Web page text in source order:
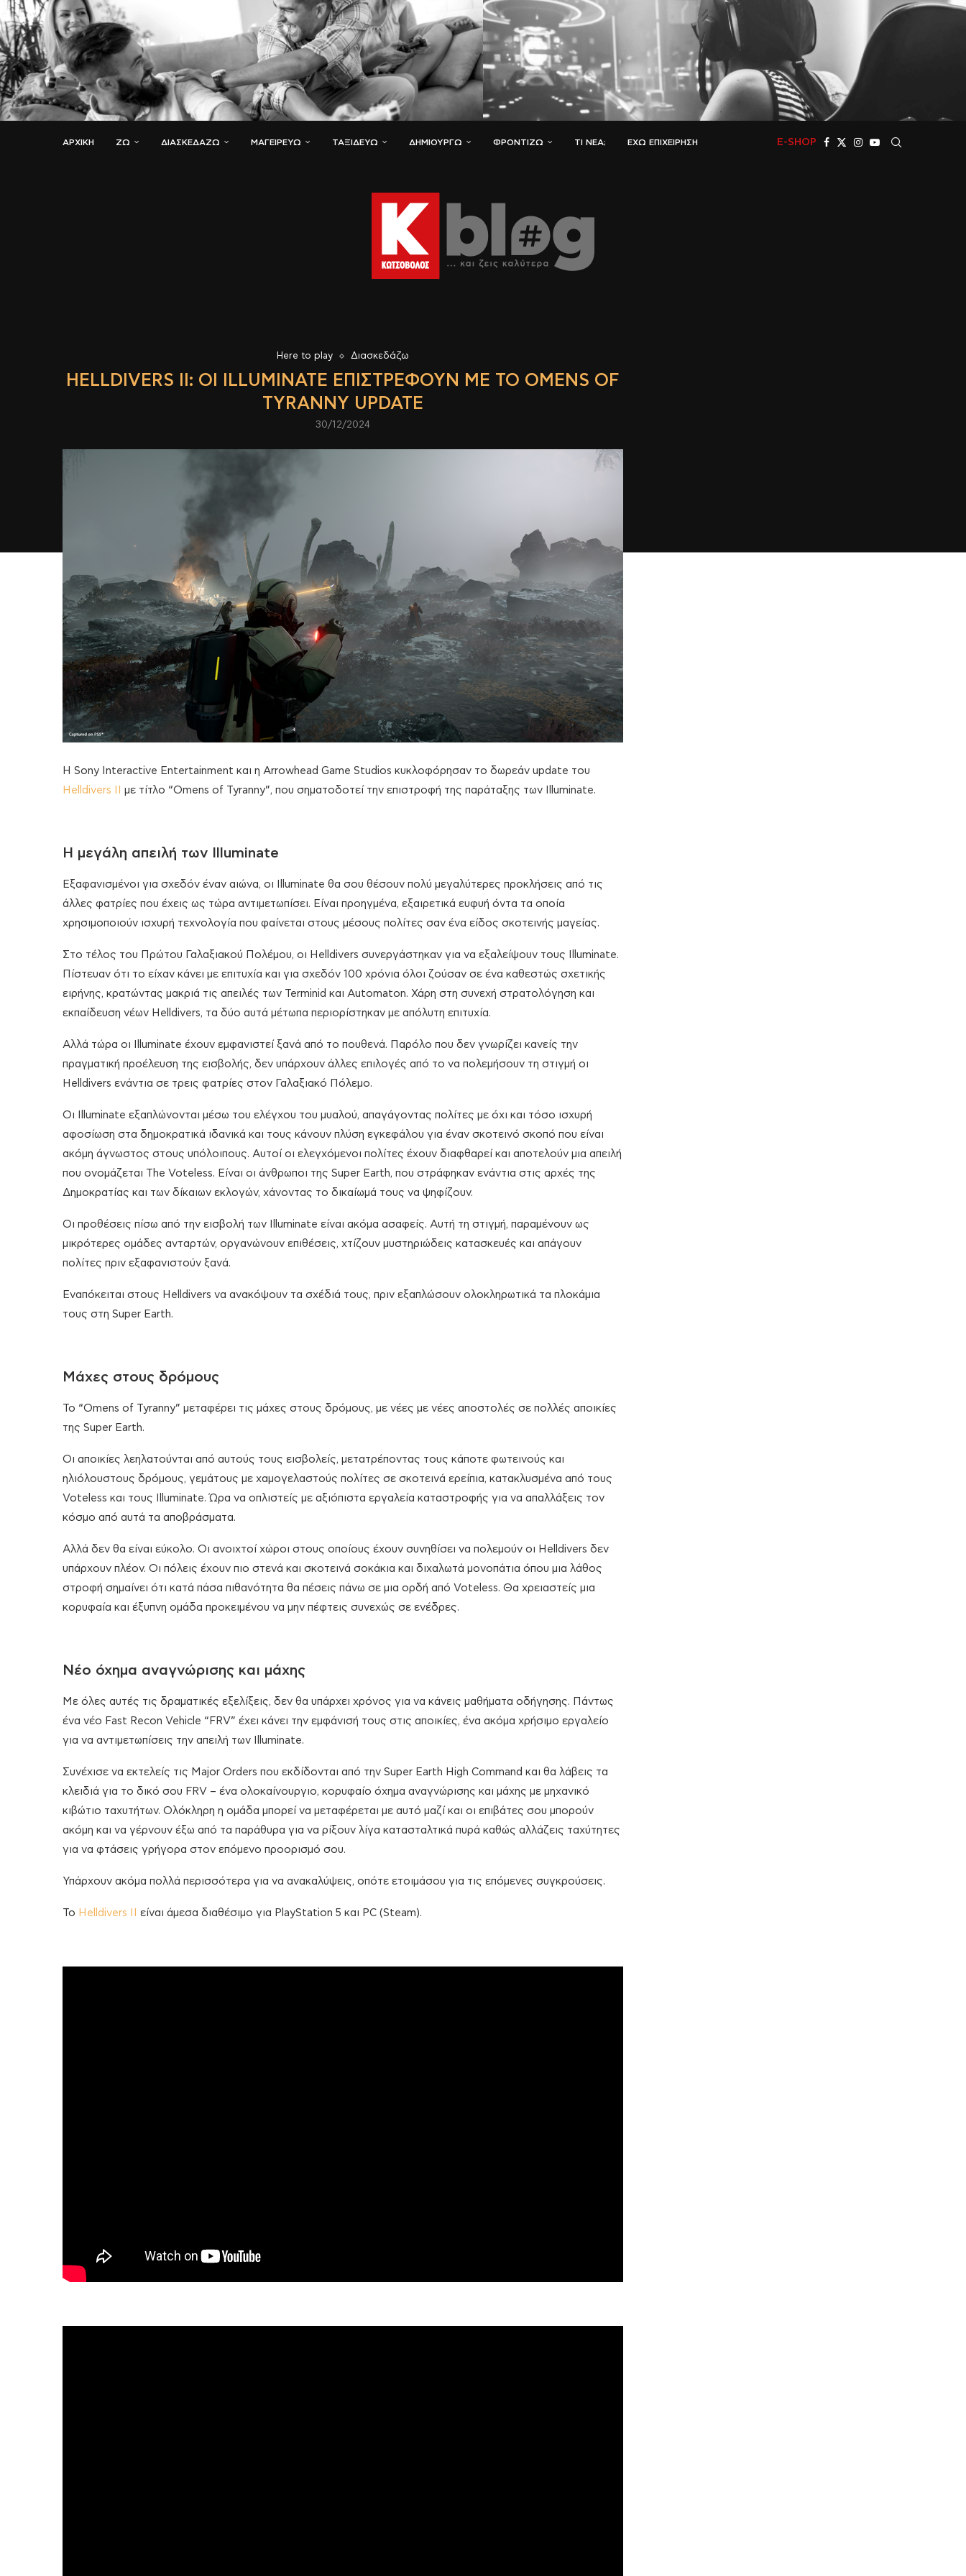
ΑΡΧΙΚΗ ΖΏ ΔΙΑΣΚΕΔΆΖΩ ΜΑΓΕΙΡΕΎΩ ΤΑΞΙΔΕΎΩ ΔΗΜΙΟΥΡΓΏ ΦΡΟΝΤΊΖΩ ΤΙ ΝΈΑ; ΈΧΩ ΕΠΙΧΕΊΡΗΣΗ E-SHOP
Here to play Διασκεδάζω
HELLDIVERS II: ΟΙ ILLUMINATE ΕΠΙΣΤΡΈΦΟΥΝ ΜΕ ΤΟ OMENS OF
TYRANNY UPDATE
30/12/2024
Η Sony Interactive Entertainment και η Arrowhead Game Studios κυκλοφόρησαν το δωρεάν update του
Helldivers II
με τίτλο “Omens of Tyranny”, που σηματοδοτεί την επιστροφή της παράταξης των Illuminate.
Η μεγάλη απειλή των Illuminate
Εξαφανισμένοι για σχεδόν έναν αιώνα, οι Illuminate θα σου θέσουν πολύ μεγαλύτερες προκλήσεις από τις
άλλες φατρίες που έχεις ως τώρα αντιμετωπίσει. Είναι προηγμένα, εξαιρετικά ευφυή όντα τα οποία
χρησιμοποιούν ισχυρή τεχνολογία που φαίνεται στους μέσους πολίτες σαν ένα είδος σκοτεινής μαγείας.
Στο τέλος του Πρώτου Γαλαξιακού Πολέμου, οι Helldivers συνεργάστηκαν για να εξαλείψουν τους Illuminate.
Πίστευαν ότι το είχαν κάνει με επιτυχία και για σχεδόν 100 χρόνια όλοι ζούσαν σε ένα καθεστώς σχετικής
ειρήνης, κρατώντας μακριά τις απειλές των Terminid και Automaton. Χάρη στη συνεχή στρατολόγηση και
εκπαίδευση νέων Helldivers, τα δύο αυτά μέτωπα περιορίστηκαν με απόλυτη επιτυχία.
Αλλά τώρα οι Illuminate έχουν εμφανιστεί ξανά από το πουθενά. Παρόλο που δεν γνωρίζει κανείς την
πραγματική προέλευση της εισβολής, δεν υπάρχουν άλλες επιλογές από το να πολεμήσουν τη στιγμή οι
Helldivers ενάντια σε τρεις φατρίες στον Γαλαξιακό Πόλεμο.
Οι Illuminate εξαπλώνονται μέσω του ελέγχου του μυαλού, απαγάγοντας πολίτες με όχι και τόσο ισχυρή
αφοσίωση στα δημοκρατικά ιδανικά και τους κάνουν πλύση εγκεφάλου για έναν σκοτεινό σκοπό που είναι
ακόμη άγνωστος στους υπόλοιπους. Αυτοί οι ελεγχόμενοι πολίτες έχουν διαφθαρεί και αποτελούν μια απειλή
που ονομάζεται The Voteless. Είναι οι άνθρωποι της Super Earth, που στράφηκαν ενάντια στις αρχές της
Δημοκρατίας και των δίκαιων εκλογών, χάνοντας το δικαίωμά τους να ψηφίζουν.
Οι προθέσεις πίσω από την εισβολή των Illuminate είναι ακόμα ασαφείς. Αυτή τη στιγμή, παραμένουν ως
μικρότερες ομάδες ανταρτών, οργανώνουν επιθέσεις, χτίζουν μυστηριώδεις κατασκευές και απάγουν
πολίτες πριν εξαφανιστούν ξανά.
Εναπόκειται στους Helldivers να ανακόψουν τα σχέδιά τους, πριν εξαπλώσουν ολοκληρωτικά τα πλοκάμια
τους στη Super Earth.
Μάχες στους δρόμους
Το “Omens of Tyranny” μεταφέρει τις μάχες στους δρόμους, με νέες με νέες αποστολές σε πολλές αποικίες
της Super Earth.
Οι αποικίες λεηλατούνται από αυτούς τους εισβολείς, μετατρέποντας τους κάποτε φωτεινούς και
ηλιόλουστους δρόμους, γεμάτους με χαμογελαστούς πολίτες σε σκοτεινά ερείπια, κατακλυσμένα από τους
Voteless και τους Illuminate. Ώρα να οπλιστείς με αξιόπιστα εργαλεία καταστροφής για να απαλλάξεις τον
κόσμο από αυτά τα αποβράσματα.
Αλλά δεν θα είναι εύκολο. Οι ανοιχτοί χώροι στους οποίους έχουν συνηθίσει να πολεμούν οι Helldivers δεν
υπάρχουν πλέον. Οι πόλεις έχουν πιο στενά και σκοτεινά σοκάκια και διχαλωτά μονοπάτια όπου μια λάθος
στροφή σημαίνει ότι κατά πάσα πιθανότητα θα πέσεις πάνω σε μια ορδή από Voteless. Θα χρειαστείς μια
κορυφαία και έξυπνη ομάδα προκειμένου να μην πέφτεις συνεχώς σε ενέδρες.
Νέο όχημα αναγνώρισης και μάχης
Με όλες αυτές τις δραματικές εξελίξεις, δεν θα υπάρχει χρόνος για να κάνεις μαθήματα οδήγησης. Πάντως
ένα νέο Fast Recon Vehicle “FRV” έχει κάνει την εμφάνισή τους στις αποικίες, ένα ακόμα χρήσιμο εργαλείο
για να αντιμετωπίσεις την απειλή των Illuminate.
Συνέχισε να εκτελείς τις Major Orders που εκδίδονται από την Super Earth High Command και θα λάβεις τα
κλειδιά για το δικό σου FRV – ένα ολοκαίνουργιο, κορυφαίο όχημα αναγνώρισης και μάχης με μηχανικό
κιβώτιο ταχυτήτων. Ολόκληρη η ομάδα μπορεί να μεταφέρεται με αυτό μαζί και οι επιβάτες σου μπορούν
ακόμη και να γέρνουν έξω από τα παράθυρα για να ρίξουν λίγα κατασταλτικά πυρά καθώς αλλάζεις ταχύτητες
για να φτάσεις γρήγορα στον επόμενο προορισμό σου.
Υπάρχουν ακόμα πολλά περισσότερα για να ανακαλύψεις, οπότε ετοιμάσου για τις επόμενες συγκρούσεις.
Το Helldivers II είναι άμεσα διαθέσιμο για PlayStation 5 και PC (Steam).